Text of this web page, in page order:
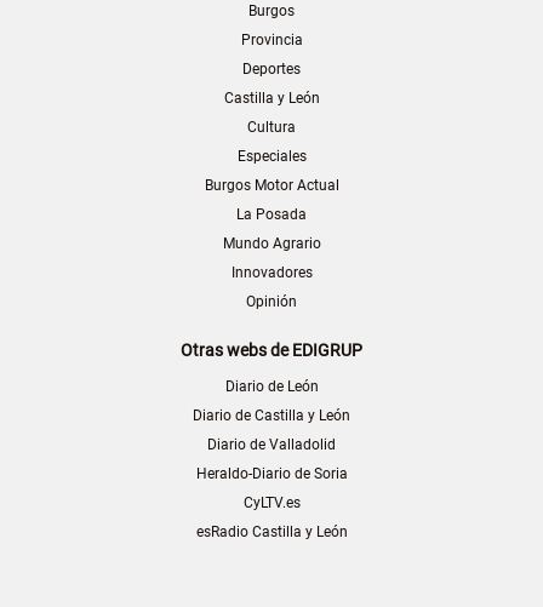
Burgos
Provincia
Deportes
Castilla y León
Cultura
Especiales
Burgos Motor Actual
La Posada
Mundo Agrario
Innovadores
Opinión
Otras webs de EDIGRUP
Diario de León
Diario de Castilla y León
Diario de Valladolid
Heraldo-Diario de Soria
CyLTV.es
esRadio Castilla y León